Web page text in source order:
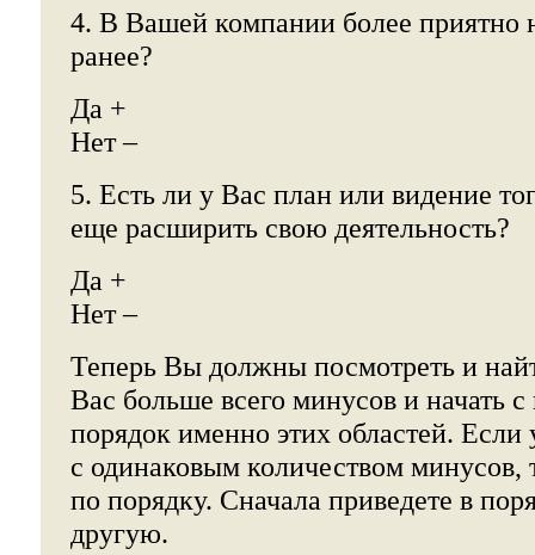
4. В Вашей компании более приятно
ранее?
Да +
Нет –
5. Есть ли у Вас план или видение
еще расширить свою деятельность?
Да +
Нет –
Теперь Вы должны посмотреть и
Вас больше всего минусов и начать
порядок именно этих областей. Если
с одинаковым количеством минусов,
по порядку. Сначала приведете в
другую.